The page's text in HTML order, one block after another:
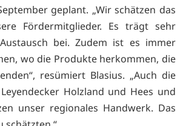
geplant. „Wir schätzen das
Fördermitglieder. Es trägt sehr
bei. Zudem ist es immer
wo die Produkte herkommen, die
resümiert Blasius. „Auch die
Holzland und Hees und
unser regionales Handwerk. Das